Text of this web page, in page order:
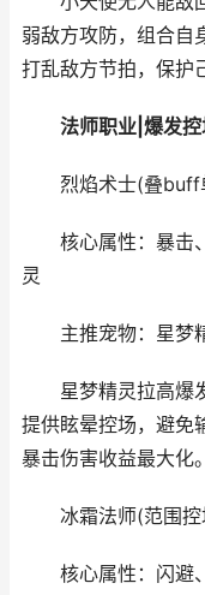
弱敌方攻防，组合自
打乱敌方节拍，保护
法师职业|爆发控
烈焰术士(叠buff
核心属性：暴击、
灵
主推宠物：星梦
星梦精灵拉高爆发
提供眩晕控场，避免
暴击伤害收益最大化。
冰霜法师(范围控
核心属性：闪避、